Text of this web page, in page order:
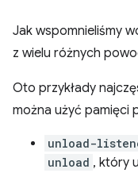
Jak wspomnieliśmy
z wielu różnych
Oto przykłady
można użyć pamięci
unload-
unload , który